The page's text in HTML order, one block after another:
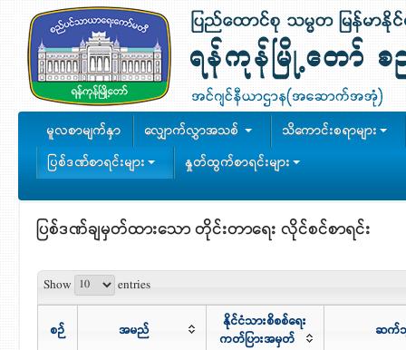
မူလစာမျက်နှာ လျှောက်လွှာအသစ်
သိကောင်းစရာများ
ပြစ်ဒဏ်စာရင်းများ
နှုတ်ထွက်စာရင်းများ
ပြစ်ဒဏ်ချမှတ်ထားသော တိုင်းတာရေး လိုင်စင်စာရင်း
Show entries
စဉ် အမည်
နိုင်ငံသားစိစစ်ရေး
ကတ်ပြားအမှတ်
ဆက်